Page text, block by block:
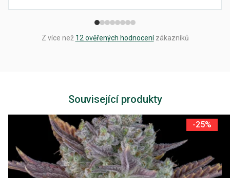
Z více než 12 ověřených hodnocenízákazníků
Související produkty
-25%